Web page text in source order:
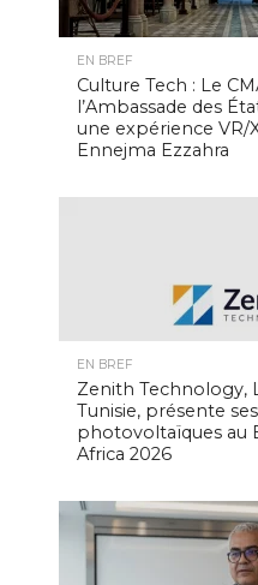
EN BREF
Culture Tech : Le
l’Ambassade des
une expérience VR/
Ennejma Ezzahra
EN BREF
Zenith Technology,
Tunisie, présente
photovoltaïques au
Africa 2026